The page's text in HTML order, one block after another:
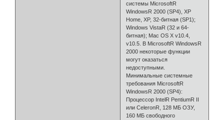
системы MicrosoftR
WindowsR 2000 (SP4), XP
Home, XP, 32-битная (SP1);
Windows VistaR (32 и 64-
битная); Mac OS X v10.4,
v10.5. В MicrosoftR WindowsR
2000 некоторые функции
могут оказаться
недоступными.
Минимальные системные
требования MicrosoftR
WindowsR 2000 (SP4):
Процессор IntelR PentiumR II
или CeleronR, 128 МБ ОЗУ,
160 МБ свободного